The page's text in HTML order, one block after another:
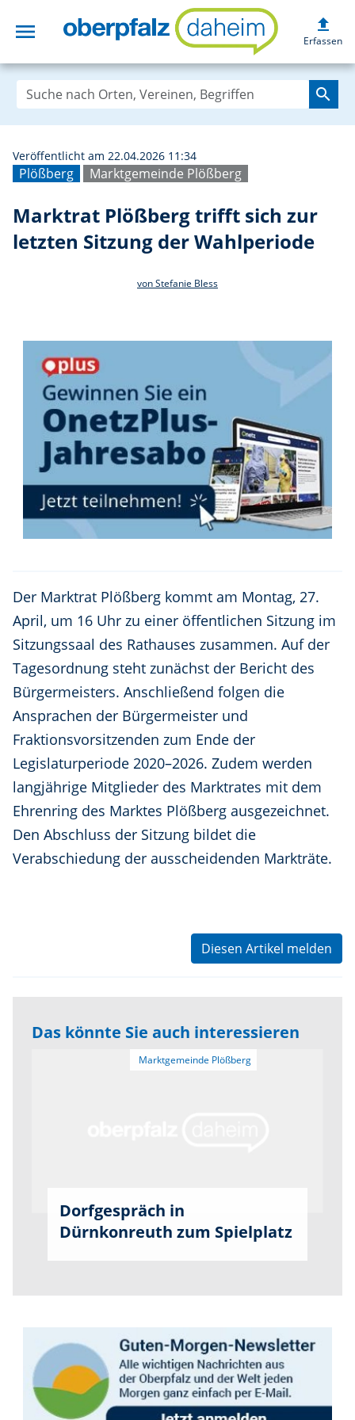
menu Marktrat
upload
Erfassen
search
Plößberg Marktgemeinde Plößberg
Veröffentlicht am 22.04.2026 11:34
Marktrat Plößberg trifft sich zur
letzten Sitzung der Wahlperiode
von Stefanie Bless
Der Marktrat Plößberg kommt am Montag, 27.
April, um 16 Uhr zu einer öffentlichen Sitzung im
Sitzungssaal des Rathauses zusammen. Auf der
Tagesordnung steht zunächst der Bericht des
Bürgermeisters. Anschließend folgen die
Ansprachen der Bürgermeister und
Fraktionsvorsitzenden zum Ende der
Legislaturperiode 2020–2026. Zudem werden
langjährige Mitglieder des Marktrates mit dem
Ehrenring des Marktes Plößberg ausgezeichnet.
Den Abschluss der Sitzung bildet die
Verabschiedung der ausscheidenden Markträte.
Diesen Artikel melden
Das könnte Sie auch interessieren
Marktgemeinde Plößberg
Dorfgespräch in
Dürnkonreuth zum Spielplatz